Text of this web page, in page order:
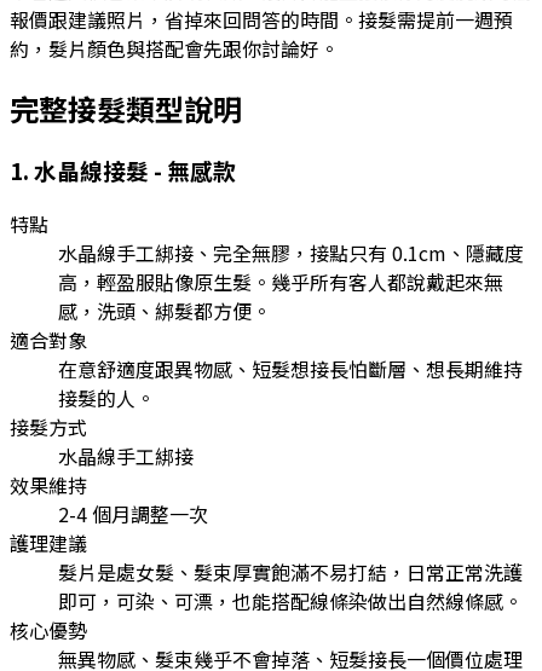
報價跟建議照片，省掉來回問答的時間。接髮需提前一週預
約，髮片顏色與搭配會先跟你討論好。
完整接髮類型說明
1.水晶線接髮 - 無感款
特點
水晶線手工綁接、完全無膠，接點只有 0.1cm、隱藏度
高，輕盈服貼像原生髮。幾乎所有客人都說戴起來無
感，洗頭、綁髮都方便。
適合對象
在意舒適度跟異物感、短髮想接長怕斷層、想長期維持
接髮的人。
接髮方式
水晶線手工綁接
效果維持
2-4 個月調整一次
護理建議
髮片是處女髮、髮束厚實飽滿不易打結，日常正常洗護
即可，可染、可漂，也能搭配線條染做出自然線條感。
核心優勢
無異物感、髮束幾乎不會掉落、短髮接長一個價位處理